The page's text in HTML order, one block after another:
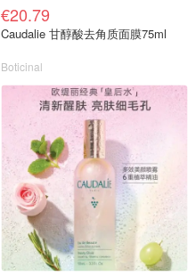
€20.79
Caudalie 甘醇酸去角质面膜75ml
Boticinal